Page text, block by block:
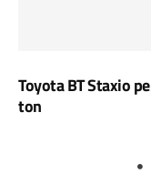
Toyota BT Staxio
ton